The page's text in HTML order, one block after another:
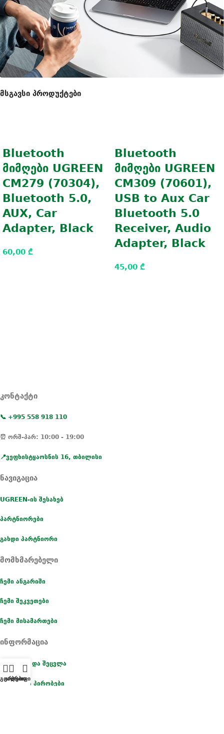
მსგავსი პროდუქტები
Bluetooth
მიმღები UGREEN
CM279 (70304),
Bluetooth 5.0,
AUX, Car
Adapter, Black
60,00 ₾
Bluetooth
მიმღები UGREEN
CM309 (70601),
USB to Aux Car
Bluetooth 5.0
Receiver, Audio
Adapter, Black
45,00 ₾
კონტაქტი
📞 +995 558 918 110
⏰ ორშ-პარ: 10:00 - 19:00
📍ვეფხისტყაოსნის 16, თბილისი
ნავიგაცია
UGREEN-ის შესახებ
პარტნიორები
გახდი პარტნიორი
მომხმარებელი
ჩემი ანგარიში
ჩემი შეკვეთები
ჩემი მისამართები
ინფორმაცია
გარანტია და შეცვლა
წესები და პირობები
კალათა
პროფილი